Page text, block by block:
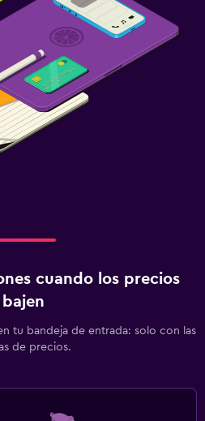
cuando los precios
bajen
tu bandeja de entrada: solo con las
de precios.